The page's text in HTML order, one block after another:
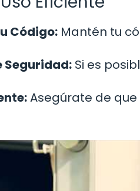
Código: Mantén tu
Seguridad: Si es
Asegúrate de